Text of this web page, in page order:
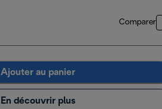
Comparer
Ajouter au panier
En découvrir plus